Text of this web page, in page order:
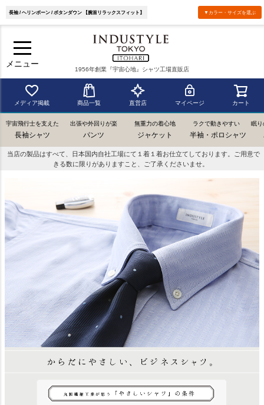
メニュー
1956年創業『宇宙心地』シャツ工場直販店
メディア掲載 商品一覧 直営店 マイページ カート
宇宙飛行士を支えた
長袖シャツ
出張や外回りが楽
パンツ
無重力の着心地
ジャケット
ラクで動きやすい
半袖・ポロシャツ
眠り
当店の製品はすべて、日本国内自社工場にて１着１着お仕立てしております。ご用意で
きる数に限りがありますこと、ご了承くださいませ。
長袖 / ヘリンボーン / ボタンダウン 【腕首リラックスフィット】 ▼カラー・サイズを選ぶ